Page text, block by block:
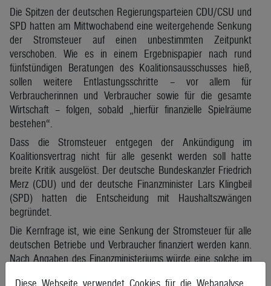
Die Spitzen der deutschen Regierungsparteien CDU/CSU und
SPD hatten am Mittwochabend eine weitergehende Senkung
der Stromsteuer auf einen unbestimmten Zeitpunkt
verschoben. Wie es in einem Ergebnispapier nach rund
fünfstündigen Beratungen des Koalitionsausschusses hieß,
sollen weitere Entlastungsschritte – vor allem für
Verbraucherinnen und Verbraucher sowie für die gesamte
Wirtschaft – folgen, sobald „hierfür finanzielle Spielräume
bestehen“.
Dass die Stromsteuer entgegen der Ankündigung im
Koalitionsvertrag nicht für alle gesenkt werden soll hatte
breite Kritik ausgelöst. Der deutsche Bundeskanzler Friedrich
Merz (CDU) und der deutsche Finanzminister Lars Klingbeil
(SPD) hatten die Entscheidung mit Haushaltszwängen
begründet.
Die Kernfrage ist, wie eine Senkung der Stromsteuer für alle
deutschen Betriebe und Verbraucher finanziert werden kann.
Nach Angaben des Finanzministeriums würde eine solche im
Diese Webseite verwendet Cookies für die Webanalyse.